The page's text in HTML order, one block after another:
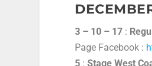
3 – 10 – 17 :
Page Facebook :
5 :Stage West